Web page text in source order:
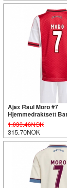
Ajax Raul Moro #7
Hjemmedraktsett
Kortermet (+ Korte
1.030.46NOK
315.70NOK